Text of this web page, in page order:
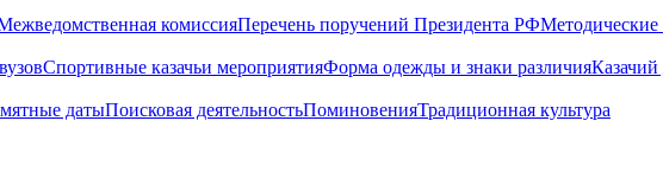
комиссияПеречень поручений Президента РФМетодические
Спортивные казачьи мероприятияФорма одежды и знаки различияКазачий
датыПоисковая деятельностьПоминовенияТрадиционная культура